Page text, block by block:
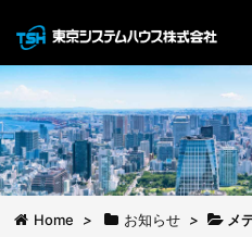
Home > お知らせ > メ